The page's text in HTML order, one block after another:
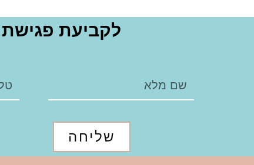
לקביעת פגישת
שליחה